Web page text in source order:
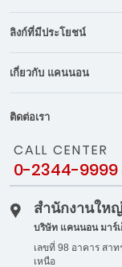
ลิงก์ที่มีประโยชน์
เกี่ยวกับ แคนนอน
ติดต่อเรา
CALL CENTER
0-2344-9999
สำนักงานใหญ่
บริษัท แคนนอน มาร์
เลขที่ 98 อาคาร สา
เหนือ